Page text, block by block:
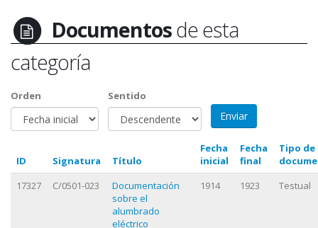
Documentosde esta
categoría
Orden Sentido
ID Signatura Título
Fecha
inicial
Fecha
final
Tipo de
17327
C/0501-023
Documentación
sobre el
alumbrado
eléctrico
1914 1923 Testual